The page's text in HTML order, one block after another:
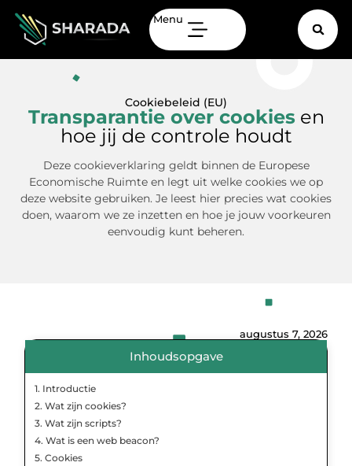
Menu
Cookiebeleid (EU)
Transparantie over cookies en
hoe jij de controle houdt
Deze cookieverklaring geldt binnen de Europese
Economische Ruimte en legt uit welke cookies we op
deze website gebruiken. Je leest hier precies wat cookies
doen, waarom we ze inzetten en hoe je jouw voorkeuren
eenvoudig kunt beheren.
augustus 7, 2026
Inhoudsopgave
1. Introductie
2. Wat zijn cookies?
3. Wat zijn scripts?
4. Wat is een web beacon?
5. Cookies